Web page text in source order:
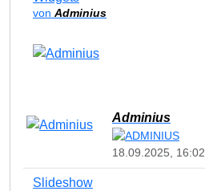
von Adminius
Adminius
18.09.2025, 16:02
Slideshow